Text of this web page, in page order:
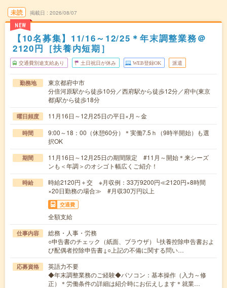
未読
NEW
掲載日 2026/08/07
【10名募集】11/16～12/25＊年末調整業務＠
2120円［扶養内短期］
交通費別途支給あり 土日祝日が休み WEB登録OK 派遣
勤務地
東京都府中市
分倍河原駅から徒歩10分／西府駅から徒歩12分／府中(東京
都)駅から徒歩18分
曜日頻度 11月16日～12月25日の平日×月～金
時間
9:00～18：00（休憩60分）＊実働7.5ｈ（9時半開始）も選
択OK
期間
11月16日～12月25日の期間限定 #11月～開始＊来シーズ
ンも＜年調＞のオシゴト幅広くご紹介！
時給
時給2120円＋交 ※月収例：33万9200円≪2120円×8時間
×20日勤務の場合≫ #月収30万円以上
交通費
全額支給
仕事内容
総務・人事・労務
○申告書のチェック（紙面、ブラウザ）└扶養控除申告書およ
び配偶者控除申告書↓○上記の不備に関する問い…
応募資格
英語力不要
◆年末調整業務のご経験◆パソコン：基本操作（入力～修
正）＊労働条件の詳細は紹介時にお伝えします＊就業…